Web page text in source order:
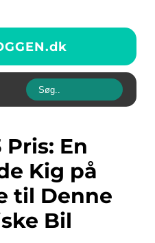
dk
Kig på
til Denne
Bil